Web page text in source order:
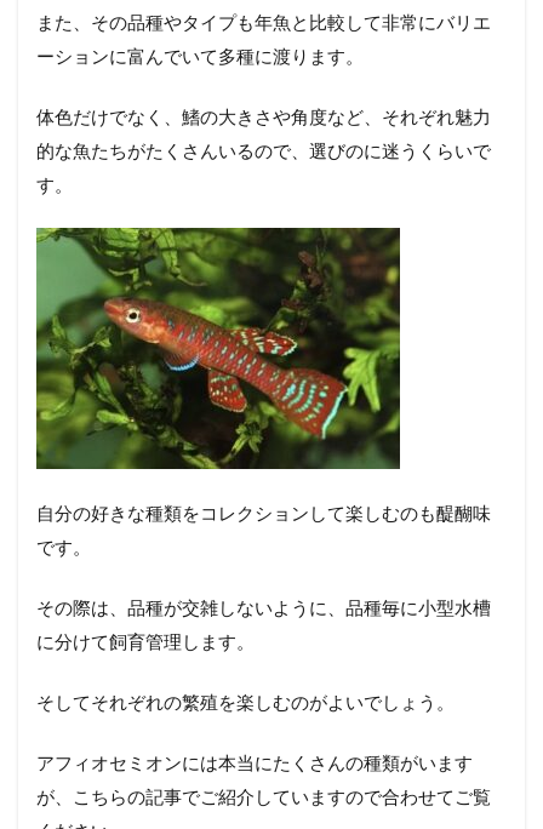
また、その品種やタイプも年魚と比較して非常にバリエ
ーションに富んでいて多種に渡ります。
体色だけでなく、鰭の大きさや角度など、それぞれ魅力
的な魚たちがたくさんいるので、選びのに迷うくらいで
す。
自分の好きな種類をコレクションして楽しむのも醍醐味
です。
その際は、品種が交雑しないように、品種毎に小型水槽
に分けて飼育管理します。
そしてそれぞれの繁殖を楽しむのがよいでしょう。
アフィオセミオンには本当にたくさんの種類がいます
が、こちらの記事でご紹介していますので合わせてご覧